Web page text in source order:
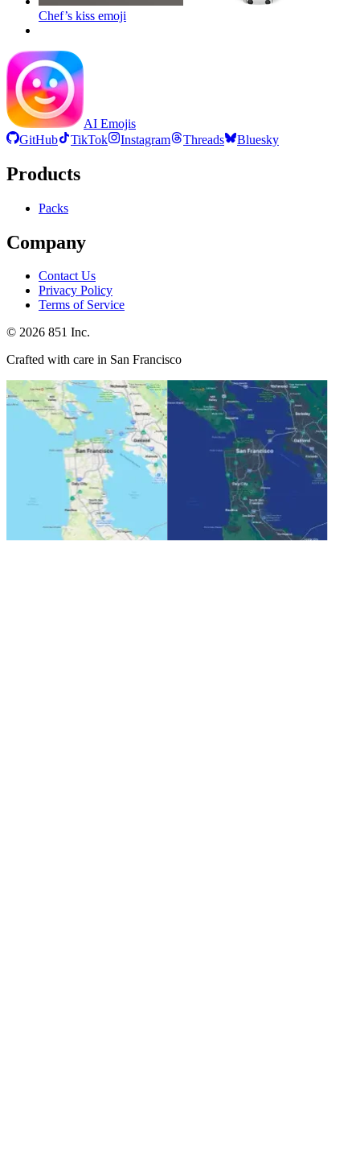
Chef’s kiss emoji
AI Emojis
GitHub
TikTok Instagram Threads Bluesky
Products
Packs
Company
Contact Us
Privacy Policy
Terms of Service
© 2026 851 Inc.
Crafted with care in San Francisco